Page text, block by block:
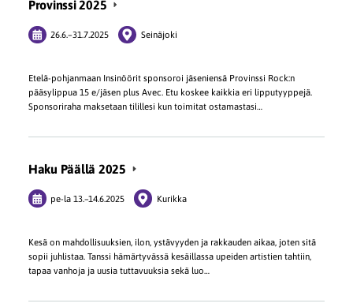
Provinssi 2025
26.6.–31.7.2025 Seinäjoki
Etelä-pohjanmaan Insinöörit sponsoroi jäseniensä Provinssi Rock:n
pääsylippua 15 e/jäsen plus Avec. Etu koskee kaikkia eri lipputyyppejä.
Sponsoriraha maksetaan tilillesi kun toimitat ostamastasi…
Haku Päällä 2025
pe-la13.–14.6.2025 Kurikka
Kesä on mahdollisuuksien, ilon, ystävyyden ja rakkauden aikaa, joten sitä
sopii juhlistaa. Tanssi hämärtyvässä kesäillassa upeiden artistien tahtiin,
tapaa vanhoja ja uusia tuttavuuksia sekä luo…